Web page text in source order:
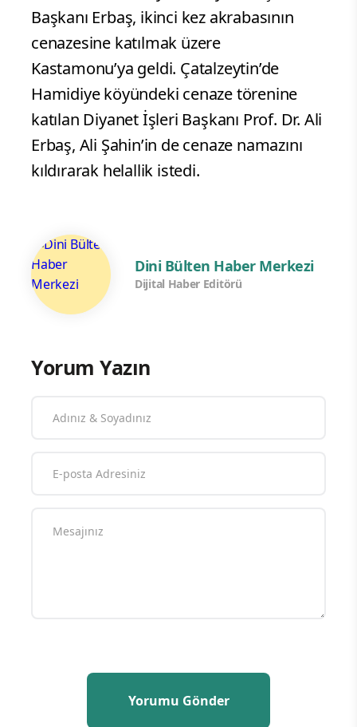
Başkanı Erbaş, ikinci kez akrabasının
cenazesine katılmak üzere
Kastamonu’ya geldi. Çatalzeytin’de
Hamidiye köyündeki cenaze törenine
katılan Diyanet İşleri Başkanı Prof. Dr. Ali
Erbaş, Ali Şahin’in de cenaze namazını
kıldırarak helallik istedi.
Dini Bülten Haber Merkezi
Dijital Haber Editörü
Yorum Yazın